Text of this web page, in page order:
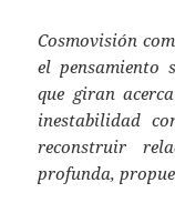
Cosmovisión
el pensamiento
que giran
inestabilidad
reconstruir
profunda,